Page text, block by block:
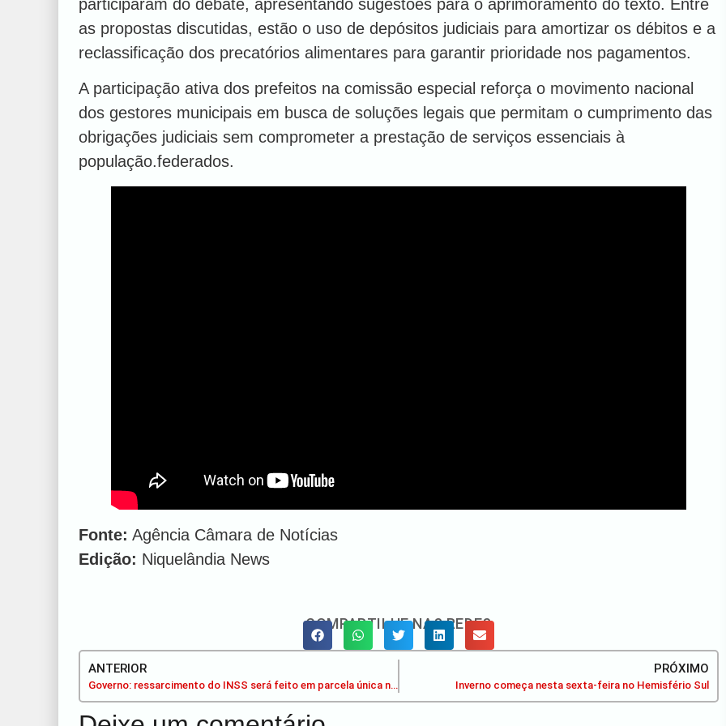
participaram do debate, apresentando sugestões para o aprimoramento do texto. Entre
as propostas discutidas, estão o uso de depósitos judiciais para amortizar os débitos e a
reclassificação dos precatórios alimentares para garantir prioridade nos pagamentos.
A participação ativa dos prefeitos na comissão especial reforça o movimento nacional
dos gestores municipais em busca de soluções legais que permitam o cumprimento das
obrigações judiciais sem comprometer a prestação de serviços essenciais à
população.federados.
Fonte: Agência Câmara de Notícias
Edição: Niquelândia News
COMPARTILHE NAS REDES
ANTERIOR
Governo: ressarcimento do INSS será feito em parcela única neste ano
PRÓXIMO
Inverno começa nesta sexta-feira no Hemisfério Sul